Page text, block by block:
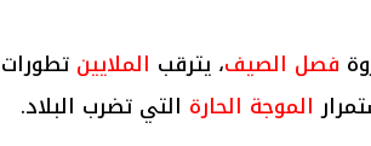
فصل الصيف، يترقب الملايين تطورات
الموجة الحارة التي تضرب البلاد.